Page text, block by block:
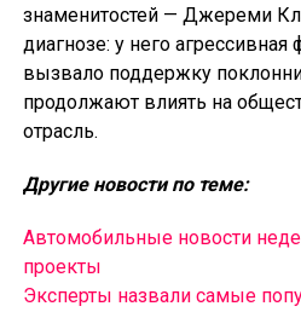
знаменитостей — Джереми
диагнозе: у него агрессивная
вызвало поддержку
продолжают влиять на
отрасль.
Другие новости по теме:
Автомобильные новости
проекты
Эксперты назвали самые